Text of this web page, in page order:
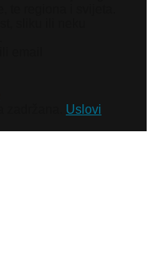
Uslovi